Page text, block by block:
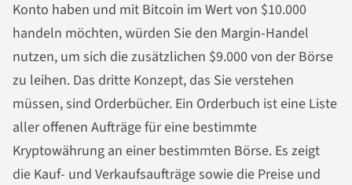
Konto haben und mit Bitcoin im Wert von $10.000
handeln möchten, würden Sie den Margin-Handel
nutzen, um sich die zusätzlichen $9.000 von der Börse
zu leihen. Das dritte Konzept, das Sie verstehen
müssen, sind Orderbücher. Ein Orderbuch ist eine Liste
aller offenen Aufträge für eine bestimmte
Kryptowährung an einer bestimmten Börse. Es zeigt
die Kauf- und Verkaufsaufträge sowie die Preise und